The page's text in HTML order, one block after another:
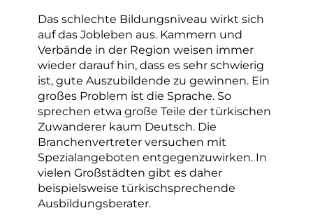
Das schlechte Bildungsniveau wirkt sich
auf das Jobleben aus. Kammern und
Verbände in der Region weisen immer
wieder darauf hin, dass es sehr schwierig
ist, gute Auszubildende zu gewinnen. Ein
großes Problem ist die Sprache. So
sprechen etwa große Teile der türkischen
Zuwanderer kaum Deutsch. Die
Branchenvertreter versuchen mit
Spezialangeboten entgegenzuwirken. In
vielen Großstädten gibt es daher
beispielsweise türkischsprechende
Ausbildungsberater.